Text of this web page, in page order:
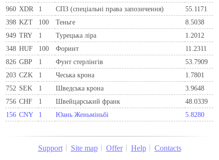
960 XDR 1 СПЗ (спеціальні права запозичення)
55.1171
398 KZT 100 Теньге
8.5038
949 TRY 1 Турецька ліра
1.2012
348 HUF 100 Форинт
11.2311
826 GBP 1 Фунт стерлінгів
53.7909
203 CZK 1 Чеська крона
1.7801
752 SEK 1 Шведська крона
3.9648
756 CHF 1 Швейцарський франк
48.0339
156 CNY 1 Юань Женьміньбі 5.8280
Support Site map Offer Help Contacts